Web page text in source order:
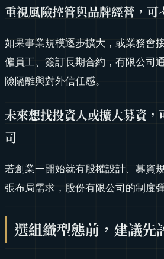
重視風險控管與品牌經營，可
如果事業規模逐步擴大，或業務會
僱員工、簽訂長期合約，有限公司
險隔離與對外信任感。
未來想找投資人或擴大募資
司
若創業一開始就有股權設計、募資
張布局需求，股份有限公司的制度
選組織型態前，建議先